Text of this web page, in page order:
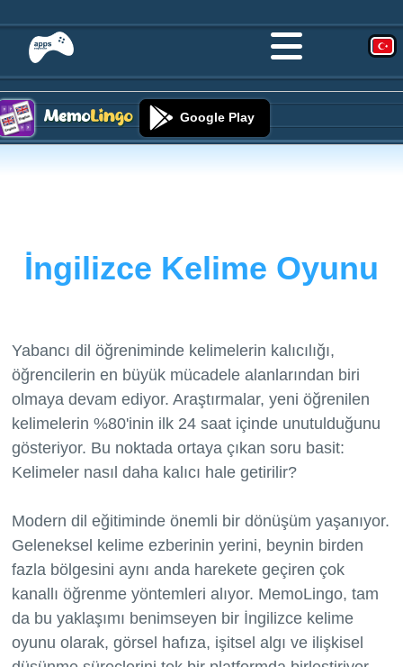
Google Play
İngilizce Kelime Oyunu
Yabancı dil öğreniminde kelimelerin kalıcılığı,
öğrencilerin en büyük mücadele alanlarından biri
olmaya devam ediyor. Araştırmalar, yeni öğrenilen
kelimelerin %80'inin ilk 24 saat içinde unutulduğunu
gösteriyor. Bu noktada ortaya çıkan soru basit:
Kelimeler nasıl daha kalıcı hale getirilir?
Modern dil eğitiminde önemli bir dönüşüm yaşanıyor.
Geleneksel kelime ezberinin yerini, beynin birden
fazla bölgesini aynı anda harekete geçiren çok
kanallı öğrenme yöntemleri alıyor. MemoLingo, tam
da bu yaklaşımı benimseyen bir İngilizce kelime
oyunu olarak, görsel hafıza, işitsel algı ve ilişkisel